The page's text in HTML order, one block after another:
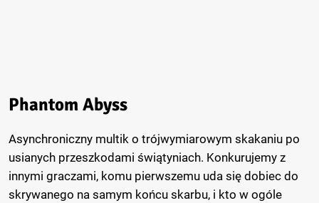
Phantom Abyss
Asynchroniczny multik o trójwymiarowym skakaniu po
usianych przeszkodami świątyniach. Konkurujemy z
innymi graczami, komu pierwszemu uda się dobiec do
skrywanego na samym końcu skarbu, i kto w ogóle